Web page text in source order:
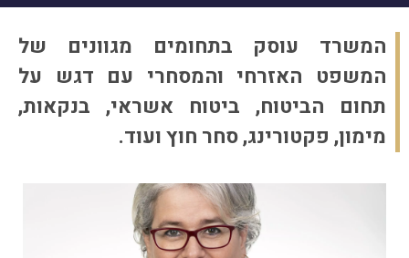
המשרד עוסק בתחומים מגוונים של
המשפט האזרחי והמסחרי עם דגש על
תחום הביטוח, ביטוח אשראי, בנקאות,
מימון, פקטורינג, סחר חוץ ועוד.